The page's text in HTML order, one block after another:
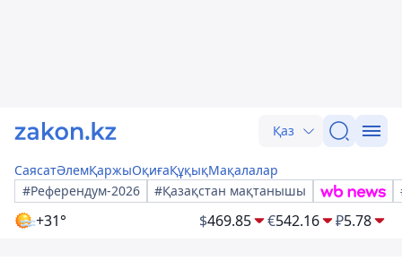
Қаз
СаясатӘлемҚаржыОқиғаҚұқықМақалалар
#Референдум-2026
#Қазақстан мақтанышы
+31° $469.85 €542.16 ₽5.78